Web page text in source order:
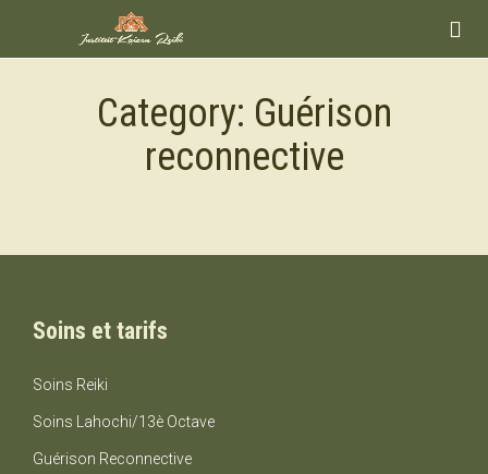

Category: Guérison
reconnective
Soins et tarifs
Soins Reiki
Soins Lahochi/13è Octave
Guérison Reconnective